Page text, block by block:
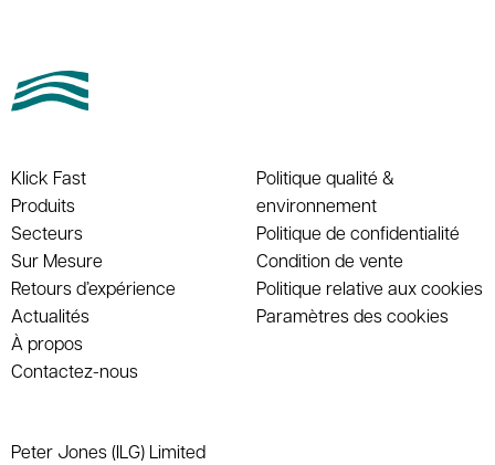
Klick Fast
Produits
Secteurs
Sur Mesure
Retours d’expérience
Actualités
À propos
Contactez-nous
Politique qualité &
environnement
Politique de confidentialité
Condition de vente
Politique relative aux cookies
Paramètres des cookies
Peter Jones (ILG) Limited